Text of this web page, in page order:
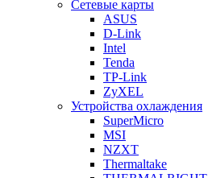
Сетевые карты
ASUS
D-Link
Intel
Tenda
TP-Link
ZyXEL
Устройства охлаждения
SuperMicro
MSI
NZXT
Thermaltake